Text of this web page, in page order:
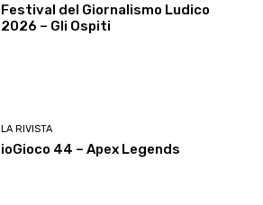
Festival del Giornalismo Ludico
2026 – Gli Ospiti
LA RIVISTA
ioGioco 44 – Apex Legends